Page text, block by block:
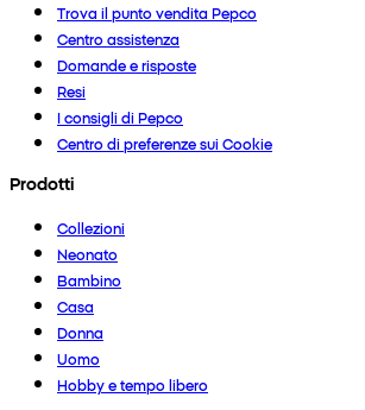
Trova il punto vendita Pepco
Centro assistenza
Domande e risposte
Resi
I consigli di Pepco
Centro di preferenze sui Cookie
Prodotti
Collezioni
Neonato
Bambino
Casa
Donna
Uomo
Hobby e tempo libero